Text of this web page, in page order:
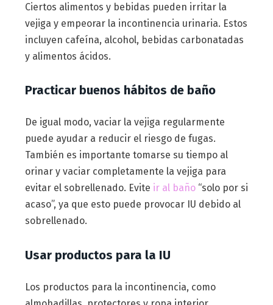
Ciertos alimentos y bebidas pueden irritar la
vejiga y empeorar la incontinencia urinaria. Estos
incluyen cafeína, alcohol, bebidas carbonatadas
y alimentos ácidos.
Practicar buenos hábitos de baño
De igual modo, vaciar la vejiga regularmente
puede ayudar a reducir el riesgo de fugas.
También es importante tomarse su tiempo al
orinar y vaciar completamente la vejiga para
evitar el sobrellenado. Evite ir al baño“solo por si
acaso”, ya que esto puede provocar IU debido al
sobrellenado.
Usar productos para la IU
Los productos para la incontinencia, como